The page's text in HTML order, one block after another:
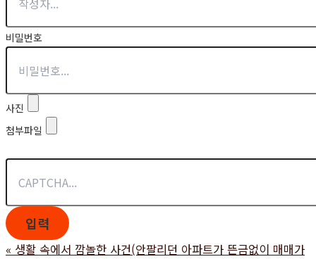
비밀번호
사진
첨부파일
« 생활 속에서 깜놀한 사건(안팔리던 아파트가 뜬금없이 매매가